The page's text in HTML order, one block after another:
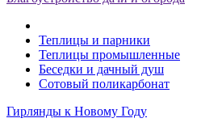
Теплицы и парники
Теплицы промышленные
Беседки и дачный душ
Сотовый поликарбонат
Гирлянды к Новому Году